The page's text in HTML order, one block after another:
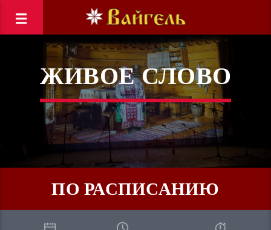
ЖИВОЕ СЛОВО
ПО РАСПИСАНИЮ